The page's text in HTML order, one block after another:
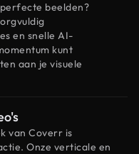
beelden?
en snelle AI-
kunt
aan je visuele
van Coverr is
Onze verticale en